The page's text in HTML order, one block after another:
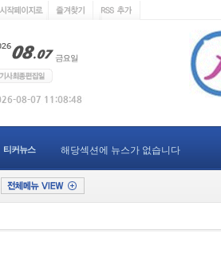
티커뉴스 해당섹션에 뉴스가 없습니다